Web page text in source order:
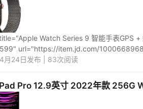
Watch Series 9 智能手表GPS
url="https://item.jd.com/
月24日发布 | 83次阅读
Pro 12.9英寸 2022年款 256G